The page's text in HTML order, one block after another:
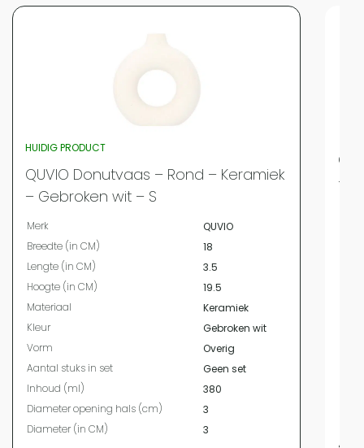
HUIDIG PRODUCT
QUVIO Donutvaas – Rond – Keramiek
– Gebroken wit – S
Merk
QUVIO
Breedte (in CM)
18
Lengte (in CM)
3.5
Hoogte (in CM)
19.5
Materiaal
Keramiek
Kleur
Gebroken wit
Vorm
Overig
Aantal stuks in set
Geen set
Inhoud (ml)
380
Diameter opening hals (cm)
3
Diameter (in CM)
3
–